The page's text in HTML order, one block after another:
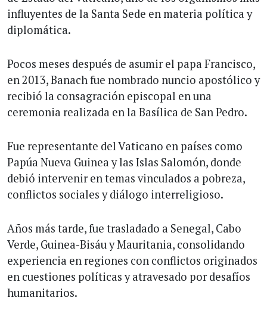
influyentes de la Santa Sede en materia política y
diplomática.
Pocos meses después de asumir el papa Francisco,
en 2013, Banach fue nombrado nuncio apostólico y
recibió la consagración episcopal en una
ceremonia realizada en la Basílica de San Pedro.
Fue representante del Vaticano en países como
Papúa Nueva Guinea y las Islas Salomón, donde
debió intervenir en temas vinculados a pobreza,
conflictos sociales y diálogo interreligioso.
Años más tarde, fue trasladado a Senegal, Cabo
Verde, Guinea-Bisáu y Mauritania, consolidando
experiencia en regiones con conflictos originados
en cuestiones políticas y atravesado por desafíos
humanitarios.